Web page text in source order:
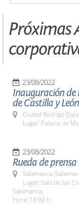
Próximas
23/08/2022
Inauguración de
de Castilla y León
Ciudad Rodrigo
Lugar: Palacio de
23/08/2022
Rueda de
Salamanca
Lugar: Sala de las
Salamanca.
Hora: 10:00 h.